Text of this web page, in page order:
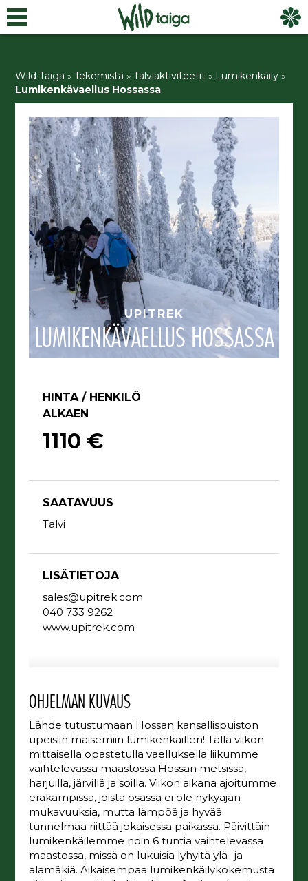
Wild Taiga »Tekemistä »Talviaktiviteetit » Lumikenkäily »
Lumikenkävaellus Hossassa
UPITREK
LUMIKENKÄVAELLUS HOSSASSA
HINTA / HENKILÖ
ALKAEN
1110 €
SAATAVUUS
Talvi
LISÄTIETOJA
sales@upitrek.com
040 733 9262
www.upitrek.com
OHJELMAN KUVAUS
Lähde tutustumaan Hossan kansallispuiston
upeisiin maisemiin lumikenkäillen! Tällä viikon
mittaisella opastetulla vaelluksella liikumme
vaihtelevassa maastossa Hossan metsissä,
harjuilla, järvillä ja soilla. Viikon aikana ajoitumme
eräkämpissä, joista osassa ei ole nykyajan
mukavuuksia, mutta lämpöä ja hyvää
tunnelmaa riittää jokaisessa paikassa. Päivittäin
lumikenkäilemme noin 6 tuntia vaihtelevassa
maastossa, missä on lukuisia lyhyitä ylä- ja
alamäkiä. Aikaisempaa lumikenkäilykokemusta